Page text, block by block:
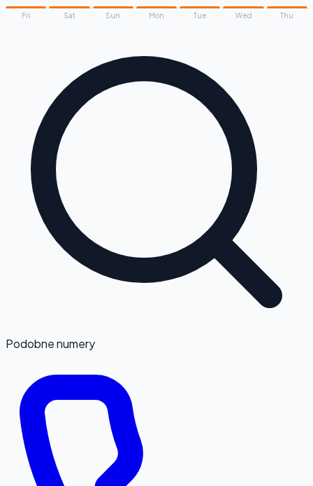
Fri Sat Sun Mon Tue Wed Thu
Podobne numery